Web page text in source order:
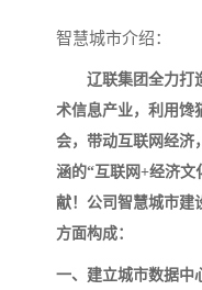
智慧城市介绍：
辽联集团全力打造
术信息产业，利用馋
会，带动互联网经济
涵的“互联网+经济文
献！公司智慧城市建
方面构成：
一、建立城市数据中